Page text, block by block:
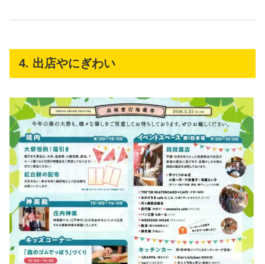
4. 出店やにぎわい